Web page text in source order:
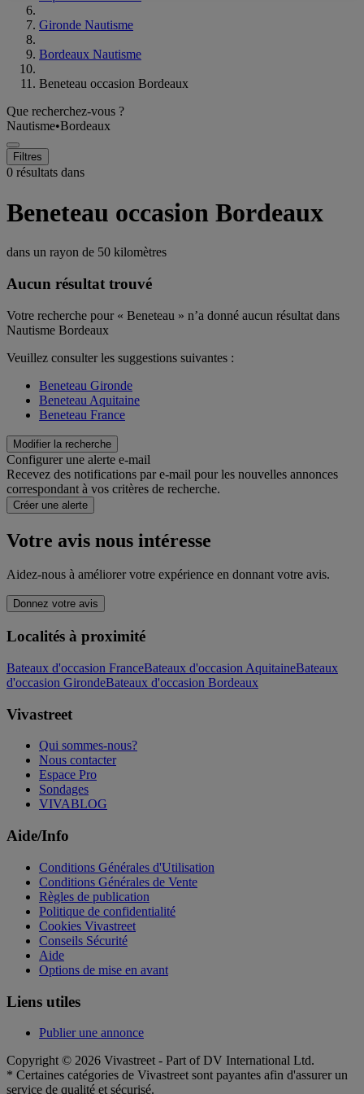
Gironde Nautisme
Bordeaux Nautisme
Beneteau occasion Bordeaux
Que recherchez-vous ?
Nautisme•Bordeaux
Filtres
0 résultats dans
Beneteau occasion Bordeaux
dans un rayon de 50 kilomètres
Aucun résultat trouvé
Votre recherche pour « Beneteau » n’a donné aucun résultat dans
Nautisme Bordeaux
Veuillez consulter les suggestions suivantes :
Beneteau Gironde
Beneteau Aquitaine
Beneteau France
Modifier la recherche
Configurer une alerte e-mail
Recevez des notifications par e-mail pour les nouvelles annonces
correspondant à vos critères de recherche.
Créer une alerte
Votre avis nous intéresse
Aidez-nous à améliorer votre expérience en donnant votre avis.
Donnez votre avis
Localités à proximité
Bateaux d'occasion FranceBateaux d'occasion AquitaineBateaux
d'occasion GirondeBateaux d'occasion Bordeaux
Vivastreet
Qui sommes-nous?
Nous contacter
Espace Pro
Sondages
VIVABLOG
Aide/Info
Conditions Générales d'Utilisation
Conditions Générales de Vente
Règles de publication
Politique de confidentialité
Cookies Vivastreet
Conseils Sécurité
Aide
Options de mise en avant
Liens utiles
Publier une annonce
Copyright © 2026 Vivastreet - Part of DV International Ltd.
* Certaines catégories de Vivastreet sont payantes afin d'assurer un
service de qualité et sécurisé.